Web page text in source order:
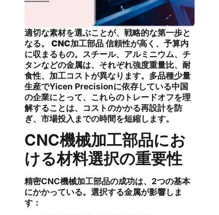
適切な素材を選ぶことが、戦略的な第一歩と
なる。 CNC加工部品 信頼性が高く、予算内
に収まるもの。スチール、アルミニウム、チ
タンなどの金属は、それぞれ強度重量比、耐
食性、加工コストが異なります。多品種少量
生産でYicen Precisionに依存している中国
の企業にとって、これらのトレードオフを理
解することは、コストのかかる再設計を防
ぎ、市場投入までの時間を短縮します。
CNC機械加工部品にお
ける材料選択の重要性
精密CNC機械加工部品の成功は、2つの基本
にかかっている。選択する金属が影響しま
す：